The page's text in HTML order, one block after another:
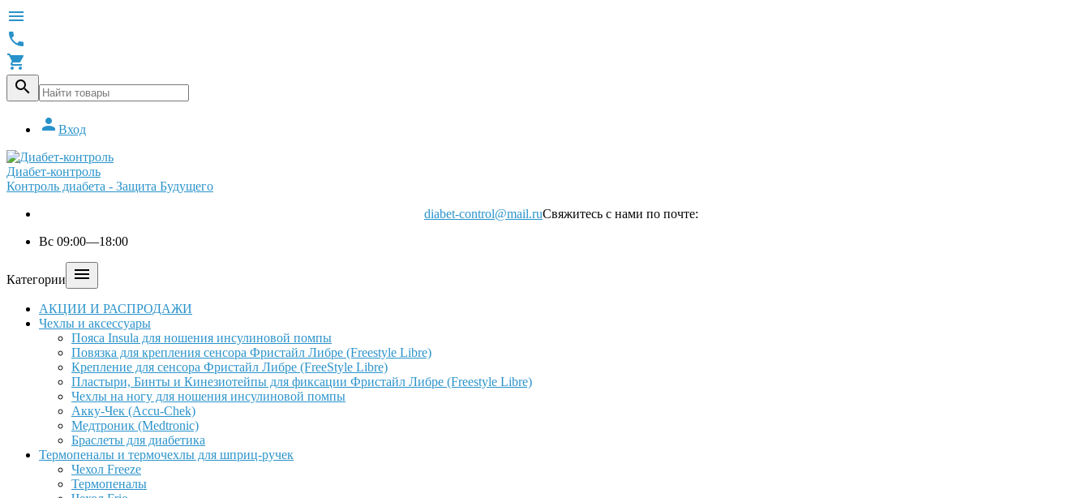




 Вход
Диабет-контроль
Контроль диабета - Защита Будущего
diabet-control@mail.ruСвяжитесь с нами по почте:
Вс 09:00—18:00
Категории 
АКЦИИ И РАСПРОДАЖИ
Чехлы и аксессуары
Пояса Insula для ношения инсулиновой помпы
Повязка для крепления сенсора Фристайл Либре (Freestyle Libre)
Крепление для сенсора Фристайл Либре (FreeStyle Libre)
Пластыри, Бинты и Кинезиотейпы для фиксации Фристайл Либре (Freestyle Libre)
Чехлы на ногу для ношения инсулиновой помпы
Акку-Чек (Accu-Chek)
Медтроник (Medtronic)
Браслеты для диабетика
Термопеналы и термочехлы для шприц-ручек
Чехол Freeze
Термопеналы